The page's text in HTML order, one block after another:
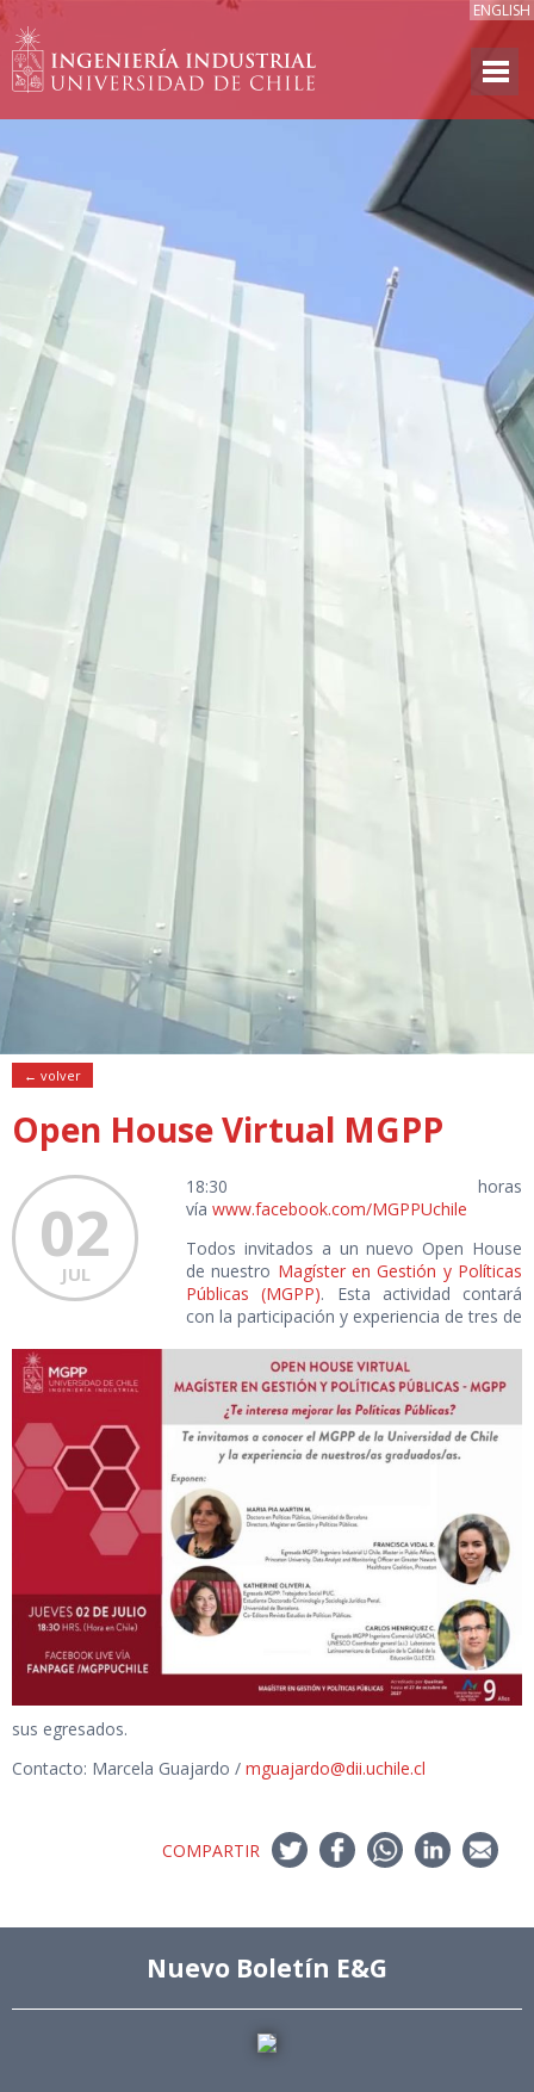
ENGLISH
← volver
Open House Virtual MGPP
02
JUL
18:30 horas
vía www.facebook.com/MGPPUchile
Todos invitados a un nuevo Open House
de nuestro Magíster en Gestión y Políticas
Públicas (MGPP). Esta actividad contará
con la participación y experiencia de tres de
sus egresados.
Contacto: Marcela Guajardo / mguajardo@dii.uchile.cl
COMPARTIR
Nuevo Boletín E&G